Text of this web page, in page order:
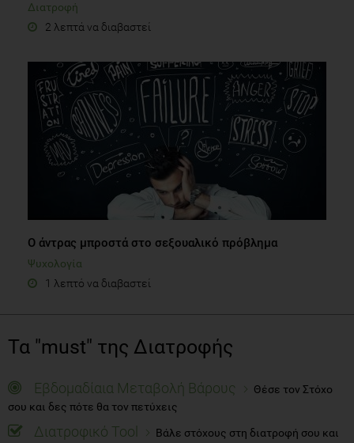
Διατροφή
2 λεπτά να διαβαστεί
Ο άντρας μπροστά στο σεξουαλικό πρόβλημα
Ψυχολογία
1 λεπτό να διαβαστεί
Τα "must" της Διατροφής
Εβδομαδίαια Μεταβολή Βάρους
Θέσε τον Στόχο
σου και δες πότε θα τον πετύχεις
Διατροφικό Tool Βάλε στόχους στη διατροφή σου και